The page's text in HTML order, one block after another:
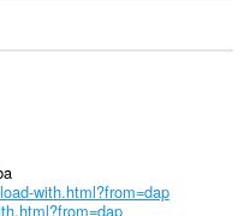
with.html?from=dap